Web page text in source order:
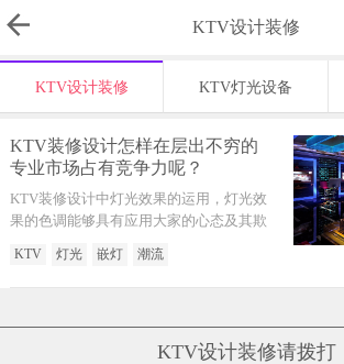
KTV设计装修
KTV设计装修 KTV灯光设备
KTV装修设计怎样在层出不穷的
专业市场占有竞争力呢？
KTV装修设计中灯光效果的运用，灯光效
果的色调能够具有应用大家的心态及其欺
KTV 灯光 嵌灯 潮流
KTV设计装修请拨打